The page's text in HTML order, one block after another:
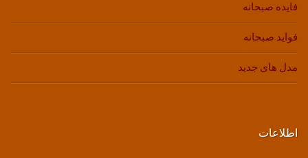
فایده صبحانه
فواید صبحانه
مدل های جدید
اطلاعات